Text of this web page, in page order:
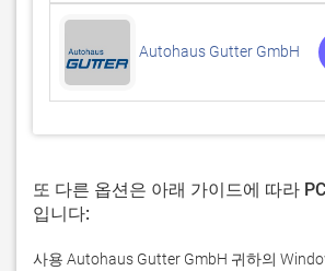
Autohaus Gutter GmbH
또 다른 옵션은 아래 가이드에 따라
입니다:
사용 Autohaus Gutter GmbH 귀하의